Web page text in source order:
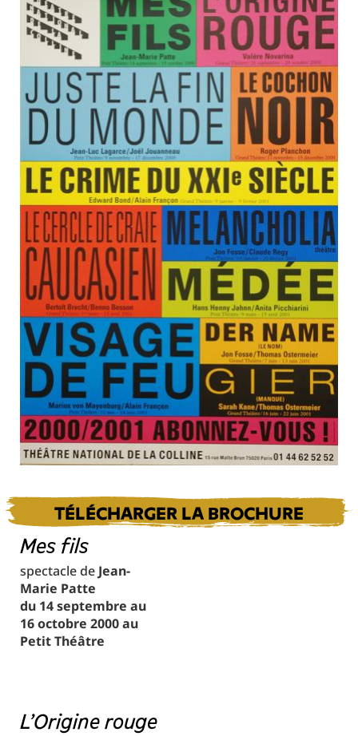
TÉLÉCHARGER LA BROCHURE
Mes fils
spectacle de Jean-
Marie Patte
du 14 septembre au
16 octobre 2000 au
Petit Théâtre
L'Origine rouge